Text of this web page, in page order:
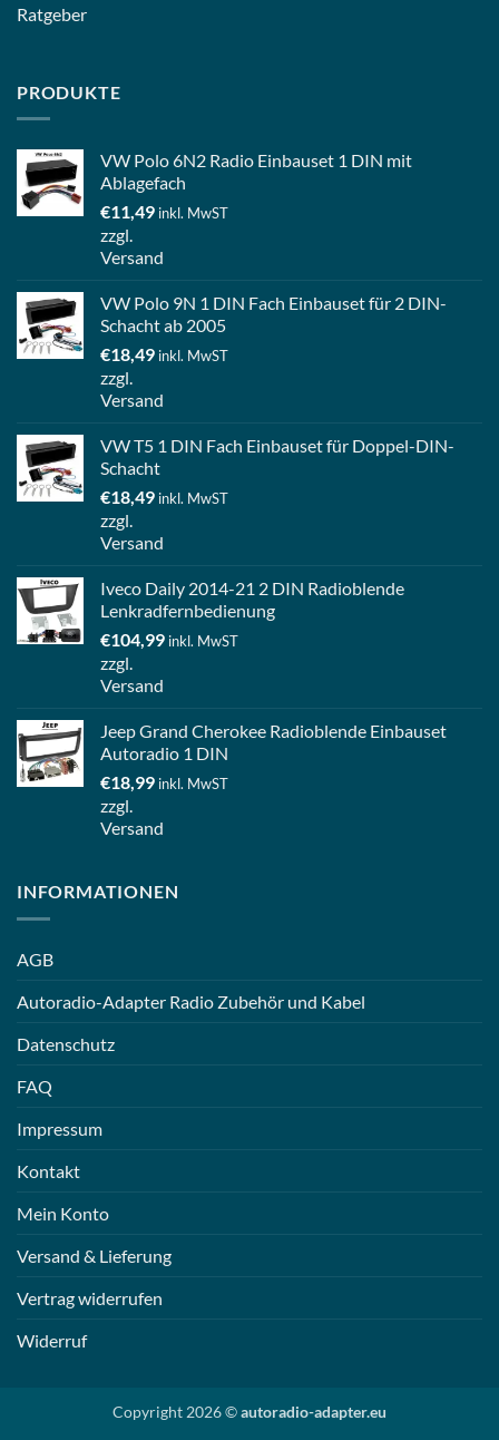
Ratgeber
PRODUKTE
VW Polo 6N2 Radio Einbauset 1 DIN mit
Ablagefach
€11,49 inkl. MwST
zzgl.
Versand
VW Polo 9N 1 DIN Fach Einbauset für 2 DIN-
Schacht ab 2005
€18,49 inkl. MwST
zzgl.
Versand
VW T5 1 DIN Fach Einbauset für Doppel-DIN-
Schacht
€18,49 inkl. MwST
zzgl.
Versand
Iveco Daily 2014-21 2 DIN Radioblende
Lenkradfernbedienung
€104,99 inkl. MwST
zzgl.
Versand
Jeep Grand Cherokee Radioblende Einbauset
Autoradio 1 DIN
€18,99 inkl. MwST
zzgl.
Versand
INFORMATIONEN
AGB
Autoradio-Adapter Radio Zubehör und Kabel
Datenschutz
FAQ
Impressum
Kontakt
Mein Konto
Versand & Lieferung
Vertrag widerrufen
Widerruf
Copyright 2026 ©autoradio-adapter.eu